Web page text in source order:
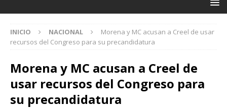
INICIO NACIONAL
Morena y MC acusan a Creel de usar
recursos del Congreso para su precandidatura
Morena y MC acusan a Creel de
usar recursos del Congreso para
su precandidatura